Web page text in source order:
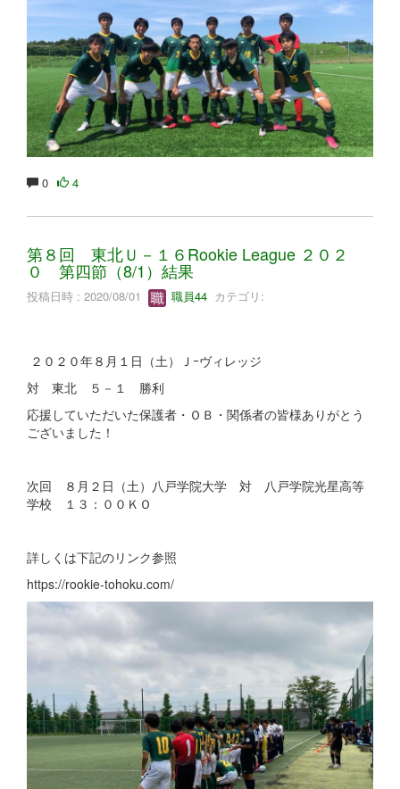
0 4
第８回 東北Ｕ－１６Rookie League ２０２
０ 第四節（8/1）結果
投稿日時 : 2020/08/01 職員44 カテゴリ:
２０２０年８月１日（土）Ｊｰヴィレッジ
対 東北 ５－１ 勝利
応援していただいた保護者・ＯＢ・関係者の皆様ありがとう
ございました！
次回 ８月２日（土）八戸学院大学 対 八戸学院光星高等
学校 １３：００ＫＯ
詳しくは下記のリンク参照
https://rookie-tohoku.com/